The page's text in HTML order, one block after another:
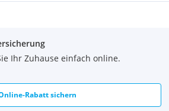
Ihr Zuhause einfach online.
Rabatt sichern